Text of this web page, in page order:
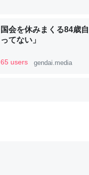
中。あと、Googleマッ
─たまにLINEするくらいだっ
た｜tayorini by LIFULL介護
国会を休みまくる84歳
ってない」
65 users gendai.media